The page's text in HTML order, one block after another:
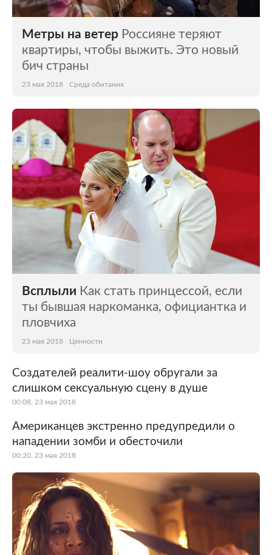
Метры на ветер Россияне теряют
квартиры, чтобы выжить. Это новый
бич страны
23 мая 2018 Среда обитания
Всплыли Как стать принцессой, если
ты бывшая наркоманка, официантка и
пловчиха
23 мая 2018 Ценности
Создателей реалити-шоу обругали за
слишком сексуальную сцену в душе
00:08, 23 мая 2018
Американцев экстренно предупредили о
нападении зомби и обесточили
00:20, 23 мая 2018